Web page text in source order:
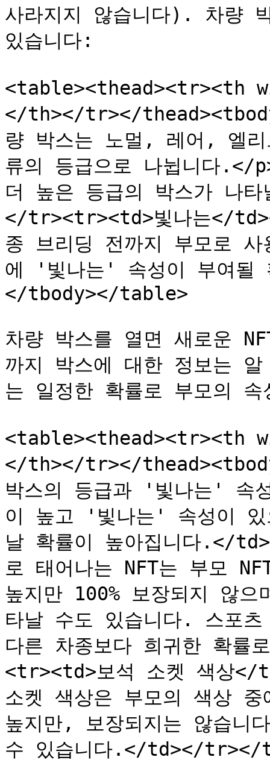
사라지지 않습니다). 차량
있습니다:
<table><thead><tr><th
</th></tr></
량 박스는 노멀, 레어, 엘
류의 등급으로 나뉩니다.</
더 높은 등급의 박스가 나
</tr><tr><td>빛나는</
종 브리딩 전까지 부모로
에 '빛나는' 속성이 부여될
</tbody></table>
차량 박스를 열면 새로운
까지 박스에 대한 정보는
는 일정한 확률로 부모의
<table><thead><tr><th
</th></tr></
박스의 등급과 '빛나는' 속
이 높고 '빛나는' 속성이 있
날 확률이 높아집니다.</
로 태어나는 NFT는 부모
높지만 100% 보장되지 않
타날 수도 있습니다. 스포
다른 차종보다 희귀한 확
<tr><td>보석 소켓 색상</
소켓 색상은 부모의 색상
높지만, 보장되지는 않습니
수 있습니다.</td></